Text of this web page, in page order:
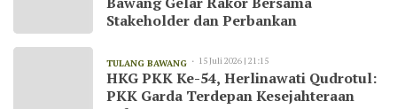
Stakeholder dan Perbankan
TULANG BAWANG 15 Juli 2026 | 21:15
HKG PKK Ke-54, Herlinawati Qudrotul:
PKK Garda Terdepan Kesejahteraan